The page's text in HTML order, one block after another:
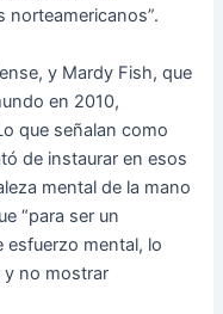
norteamericanos”.
y Mardy Fish, que
en 2010,
que señalan como
de instaurar en esos
mental de la mano
“para ser un
esfuerzo mental, lo
y no mostrar